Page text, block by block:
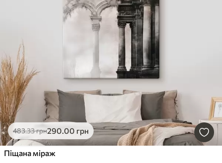
483.33грн290.00 грн
Піщана міраж